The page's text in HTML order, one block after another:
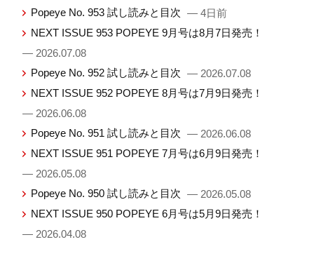
Popeye No. 953 試し読みと目次 — 4日前
NEXT ISSUE 953 POPEYE 9月号は8月7日発売！
— 2026.07.08
Popeye No. 952 試し読みと目次 — 2026.07.08
NEXT ISSUE 952 POPEYE 8月号は7月9日発売！
— 2026.06.08
Popeye No. 951 試し読みと目次 — 2026.06.08
NEXT ISSUE 951 POPEYE 7月号は6月9日発売！
— 2026.05.08
Popeye No. 950 試し読みと目次 — 2026.05.08
NEXT ISSUE 950 POPEYE 6月号は5月9日発売！
— 2026.04.08